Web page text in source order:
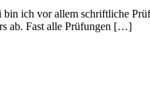
ich vor allem schriftliche
ab. Fast alle Prüfungen […]